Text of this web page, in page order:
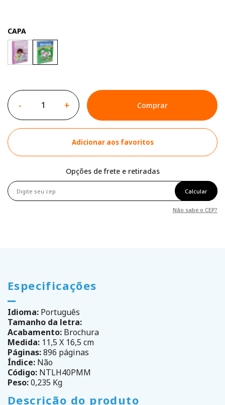
CAPA
- + Comprar
Adicionar aos favoritos
Opções de frete e retiradas
Calcular
Não sabe o CEP?
Especificações
Idioma: Português
Tamanho da letra:
Acabamento: Brochura
Medida: 11,5 X 16,5 cm
Páginas:896 páginas
Índice: Não
Código: NTLH40PMM
Peso:0,235 Kg
Descrição do produto